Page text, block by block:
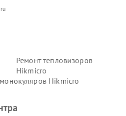
Ремонт тепловизоров
Hikmicro
Hikmicro